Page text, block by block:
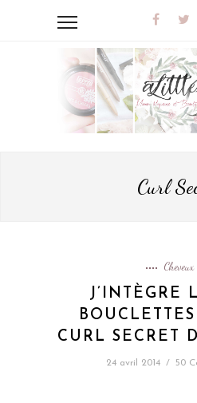
Curl
Cheveux
J’INTÈGRE
CURL SECRET
24 avril 2014 / 50